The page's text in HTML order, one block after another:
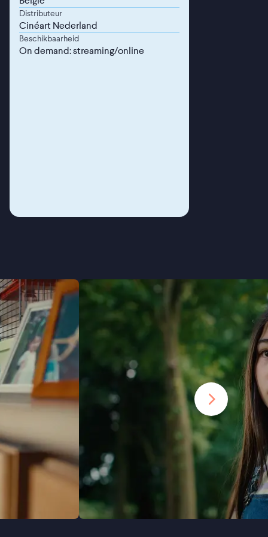
Distributeur
Cinéart Nederland
Beschikbaarheid
On demand: streaming/online